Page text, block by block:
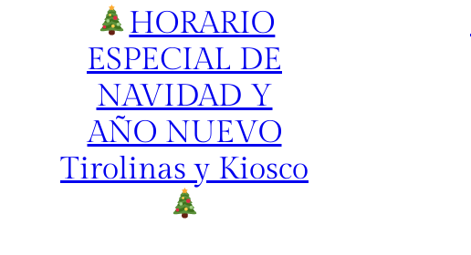
HORARIO
ESPECIAL DE
NAVIDAD Y
AÑO NUEVO
Tirolinas y Kiosco